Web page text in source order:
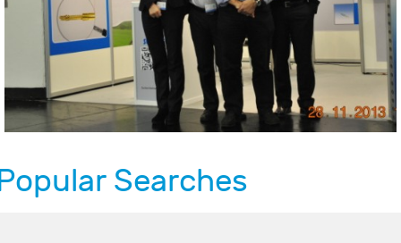
Searches